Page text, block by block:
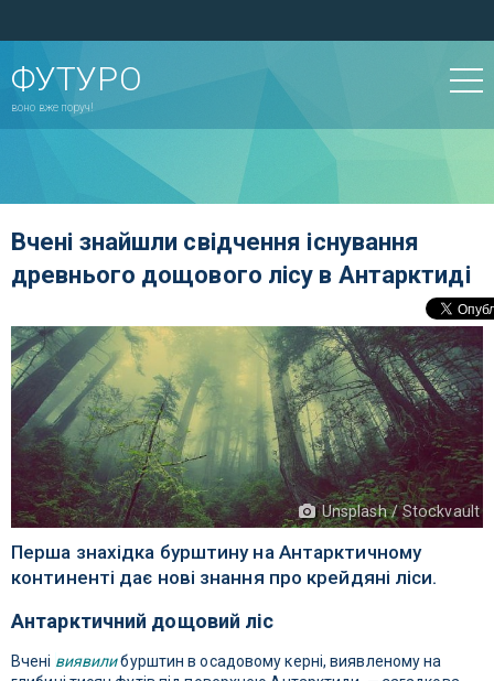
ФУТУРО
воно вже поруч!
Вчені знайшли свідчення існування
древнього дощового лісу в Антарктиді
Unsplash / Stockvault
Перша знахідка бурштину на Антарктичному
континенті дає нові знання про крейдяні ліси.
Антарктичний дощовий ліс
Вчені виявилибурштин в осадовому керні, виявленому на